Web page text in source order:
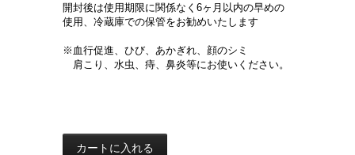
開封後は使用期限に関係なく6ヶ月以内の早めの
使用、冷蔵庫での保管をお勧めいたします
※血行促進、ひび、あかぎれ、顔のシミ
肩こり、水虫、痔、鼻炎等にお使いください。
カートに入れる